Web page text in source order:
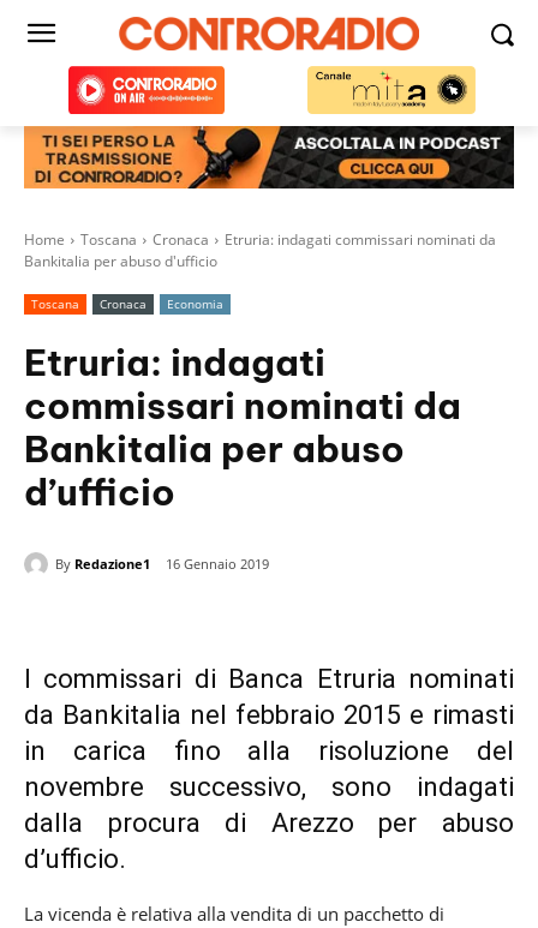
Home Toscana Cronaca
Etruria: indagati commissari nominati da
Bankitalia per abuso d'ufficio
Toscana Cronaca Economia
Etruria: indagati
commissari nominati da
Bankitalia per abuso
d’ufficio
By Redazione1 16 Gennaio 2019
I commissari di Banca Etruria nominati
da Bankitalia nel febbraio 2015 e rimasti
in carica fino alla risoluzione del
novembre successivo, sono indagati
dalla procura di Arezzo per abuso
d’ufficio.
La vicenda è relativa alla vendita di un pacchetto di